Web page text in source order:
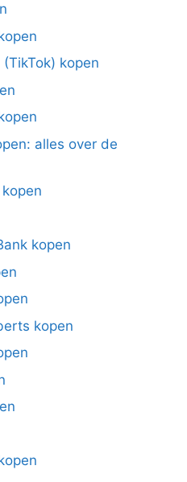
kopen
alles over de
kopen
kopen